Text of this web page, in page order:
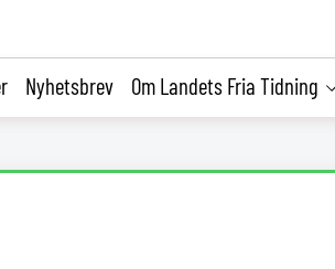
Nyhetsbrev Om Landets Fria Tidning